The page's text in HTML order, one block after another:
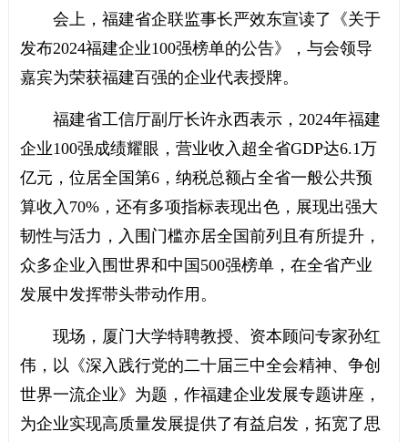
会上，福建省企联监事长严效东宣读了《关于
发布2024福建企业100强榜单的公告》，与会领导
嘉宾为荣获福建百强的企业代表授牌。
福建省工信厅副厅长许永西表示，2024年福建
企业100强成绩耀眼，营业收入超全省GDP达6.1万
亿元，位居全国第6，纳税总额占全省一般公共预
算收入70%，还有多项指标表现出色，展现出强大
韧性与活力，入围门槛亦居全国前列且有所提升，
众多企业入围世界和中国500强榜单，在全省产业
发展中发挥带头带动作用。
现场，厦门大学特聘教授、资本顾问专家孙红
伟，以《深入践行党的二十届三中全会精神、争创
世界一流企业》为题，作福建企业发展专题讲座，
为企业实现高质量发展提供了有益启发，拓宽了思